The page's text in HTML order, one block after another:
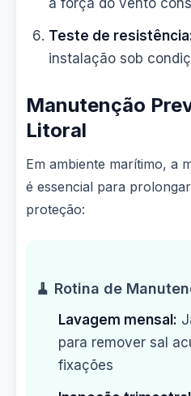
a força do vento
Teste de
instalação sob
Manutenção
Litoral
Em ambiente marítimo, a
é essencial para
proteção:
🧹 Rotina de
Lavagem mensal:
para remover sal
fixações